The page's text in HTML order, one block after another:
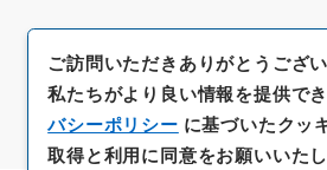
ご訪問いただきありがとうござい
私たちがより良い情報を提供で
バシーポリシー に基づいたクッ
取得と利用に同意をお願いいたし